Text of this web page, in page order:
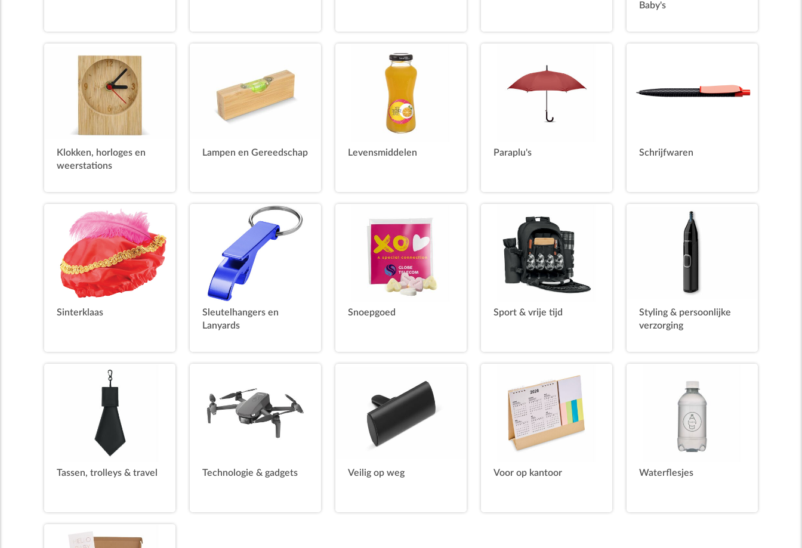
Baby's
Klokken, horloges en
weerstations
Lampen en Gereedschap Levensmiddelen Paraplu's Schrijfwaren
Sinterklaas
Sleutelhangers en
Lanyards
Snoepgoed Sport & vrije tijd
Styling & persoonlijke
verzorging
Tassen, trolleys & travel Technologie & gadgets Veilig op weg Voor op kantoor Waterflesjes